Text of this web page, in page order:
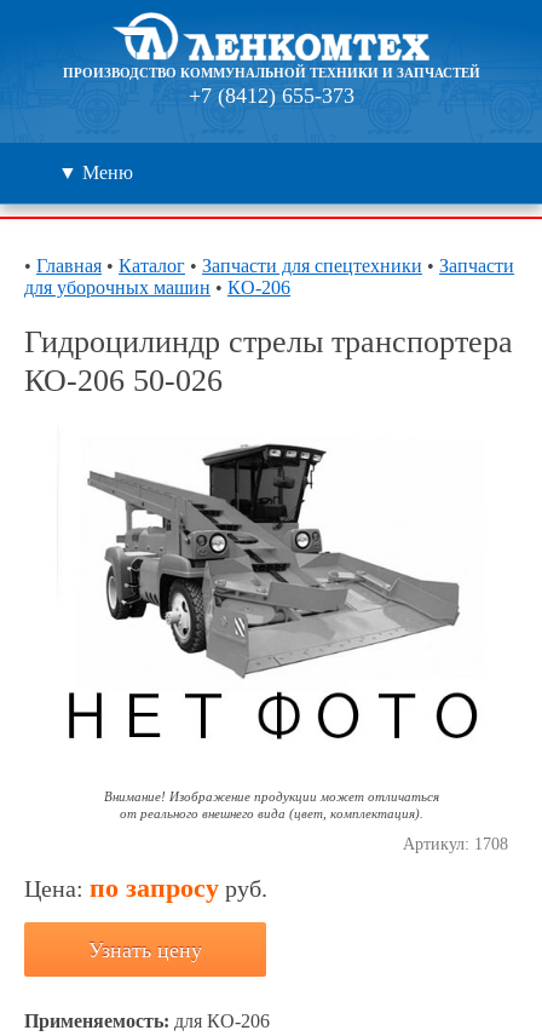
ПРОИЗВОДСТВО КОММУНАЛЬНОЙ ТЕХНИКИ И ЗАПЧАСТЕЙ
+7 (8412) 655-373
▼ Меню
Дилеры
Контакты
• Главная • Каталог • Запчасти для спецтехники • Запчасти
для уборочных машин • КО-206
Гидроцилиндр стрелы транспортера
КО-206 50-026
Внимание! Изображение продукции может отличаться
от реального внешнего вида (цвет, комплектация).
Артикул: 1708
Цена: по запросу руб.
Узнать цену
Применяемость: для КО-206